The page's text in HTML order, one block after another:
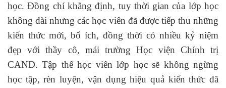
học. Đồng chí khẳng định, tuy thời gian của lớp học
không dài nhưng các học viên đã được tiếp thu những
kiến thức mới, bổ ích, đồng thời có nhiều kỷ niệm
đẹp với thầy cô, mái trường Học viện Chính trị
CAND. Tập thể học viên lớp học sẽ không ngừng
học tập, rèn luyện, vận dụng hiệu quả kiến thức đã